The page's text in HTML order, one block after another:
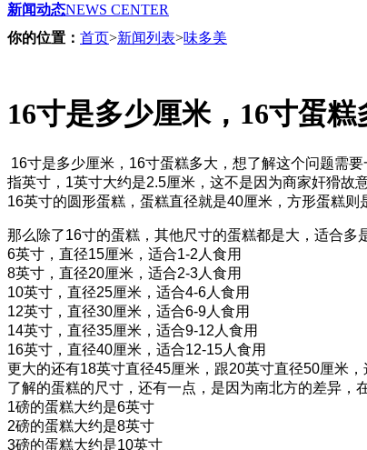
新闻动态NEWS CENTER
你的位置： 首页>新闻列表>味多美
16寸是多少厘米，16寸蛋糕
16寸是多少厘米， 16寸蛋糕多大，想了解这个问题需
指英寸， 1英寸大约是2.5厘米，这不是因为商家奸猾故
16英寸的圆形蛋糕，蛋糕直径就是40厘米，方形蛋糕则
那么除了16寸的蛋糕，其他尺寸的蛋糕都是大，适合多
6英寸，直径15厘米，适合1-2人食用
8英寸，直径20厘米，适合2-3人食用
10英寸，直径25厘米，适合4-6人食用
12英寸，直径30厘米，适合6-9人食用
14英寸，直径35厘米，适合9-12人食用
16英寸，直径40厘米，适合12-15人食用
更大的还有18英寸直径45厘米，跟20英寸直径50厘米
了解的蛋糕的尺寸，还有一点，是因为南北方的差异，
1磅的蛋糕大约是6英寸
2磅的蛋糕大约是8英寸
3磅的蛋糕大约是10英寸